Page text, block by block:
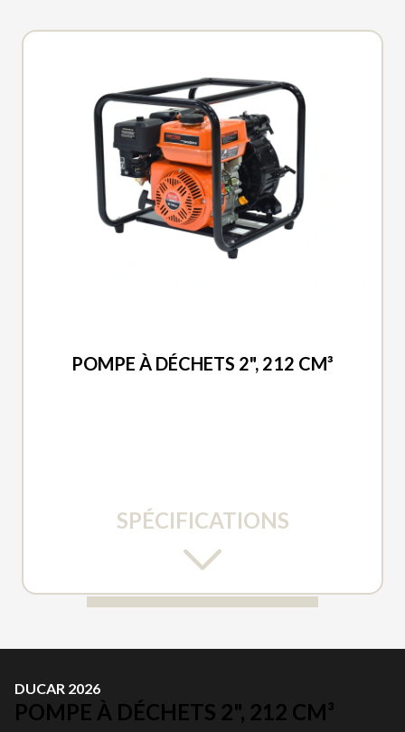
POMPE À DÉCHETS 2", 212 CM³
SPÉCIFICATIONS
DUCAR 2026
POMPE À DÉCHETS 2", 212 CM³